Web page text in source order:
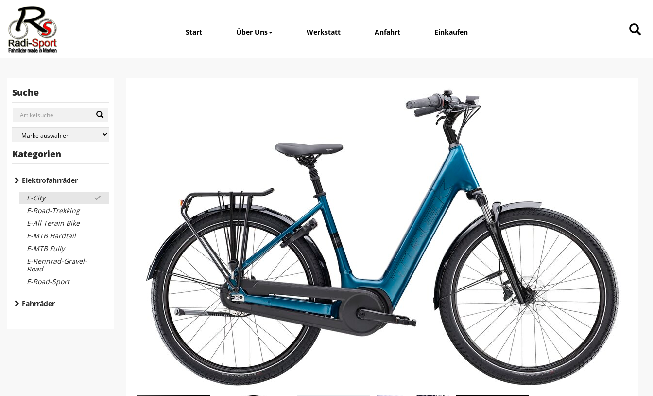
Start Über Uns Werkstatt Anfahrt Einkaufen
Suche
Kategorien
Elektrofahrräder
E-City
E-Road-Trekking
E-All Terain Bike
E-MTB Hardtail
E-MTB Fully
E-Rennrad-Gravel-
Road
E-Road-Sport
Fahrräder